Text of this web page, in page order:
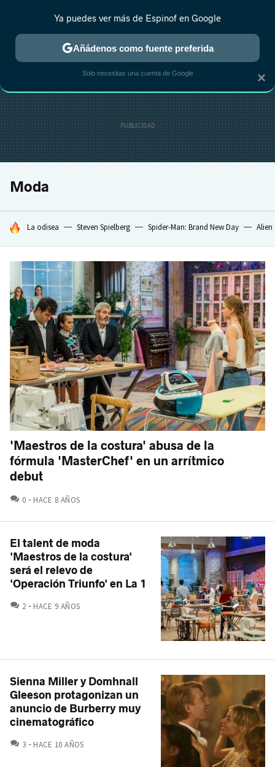
ESTRENOS REALITY ANIME RANKINGS CINE
Moda
HOY SE HABLA DE
La odisea Steven Spielberg Spider-Man: Brand New Day Alien
'Maestros de la costura' abusa de la
fórmula 'MasterChef' en un arrítmico
debut
0 COMENTARIOS
HACE 8 AÑOS
El talent de moda
'Maestros de la costura'
será el relevo de
'Operación Triunfo' en La 1
2 COMENTARIOS
HACE 9 AÑOS
Sienna Miller y Domhnall
Gleeson protagonizan un
anuncio de Burberry muy
cinematográfico
3 COMENTARIOS
HACE 10 AÑOS
×
Ya puedes ver más de Espinof en Google
Añádenos como fuente preferida
Solo necesitas una cuenta de Google